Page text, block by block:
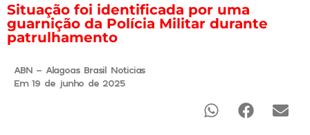
Situação foi identificada por uma
guarnição da Polícia Militar durante
patrulhamento
ABN - Alagoas Brasil Noticias
Em 19 de junho de 2025